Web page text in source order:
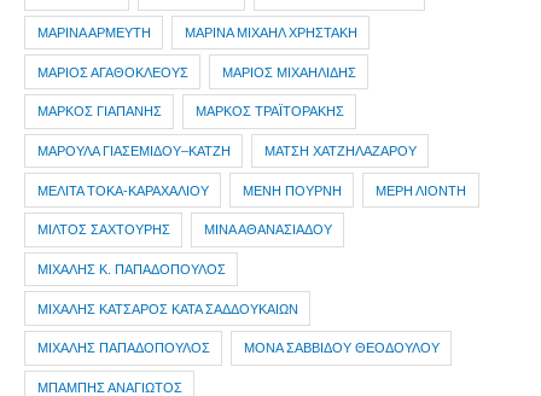
ΜΑΡΙΝΑ ΑΡΜΕΥΤΗ ΜΑΡΙΝΑ ΜΙΧΑΗΛ ΧΡΗΣΤΑΚΗ
ΜΑΡΙΟΣ ΑΓΑΘΟΚΛΕΟΥΣ ΜΑΡΙΟΣ ΜΙΧΑΗΛΙΔΗΣ
ΜΑΡΚΟΣ ΓΙΑΠΑΝΗΣ ΜΑΡΚΟΣ ΤΡΑΪΤΟΡΑΚΗΣ
ΜΑΡΟΥΛΑ ΓΙΑΣΕΜΙΔΟΥ–ΚΑΤΖΗ ΜΑΤΣΗ ΧΑΤΖΗΛΑΖΑΡΟΥ
ΜΕΛΙΤΑ ΤΟΚΑ-ΚΑΡΑΧΑΛΙΟΥ ΜΕΝΗ ΠΟΥΡΝΗ ΜΕΡΗ ΛΙΟΝΤΗ
ΜΙΛΤΟΣ ΣΑΧΤΟΥΡΗΣ ΜΙΝΑ ΑΘΑΝΑΣΙΑΔΟΥ
ΜΙΧΑΛΗΣ Κ. ΠΑΠΑΔΟΠΟΥΛΟΣ
ΜΙΧΑΛΗΣ ΚΑΤΣΑΡΟΣ ΚΑΤΑ ΣΑΔΔΟΥΚΑΙΩΝ
ΜΙΧΑΛΗΣ ΠΑΠΑΔΟΠΟΥΛΟΣ ΜΟΝΑ ΣΑΒΒΙΔΟΥ ΘΕΟΔΟΥΛΟΥ
ΜΠΑΜΠΗΣ ΑΝΑΓΙΩΤΟΣ